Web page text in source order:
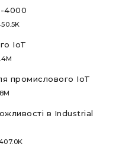
4000
IoT
промислового IoT
в Industrial